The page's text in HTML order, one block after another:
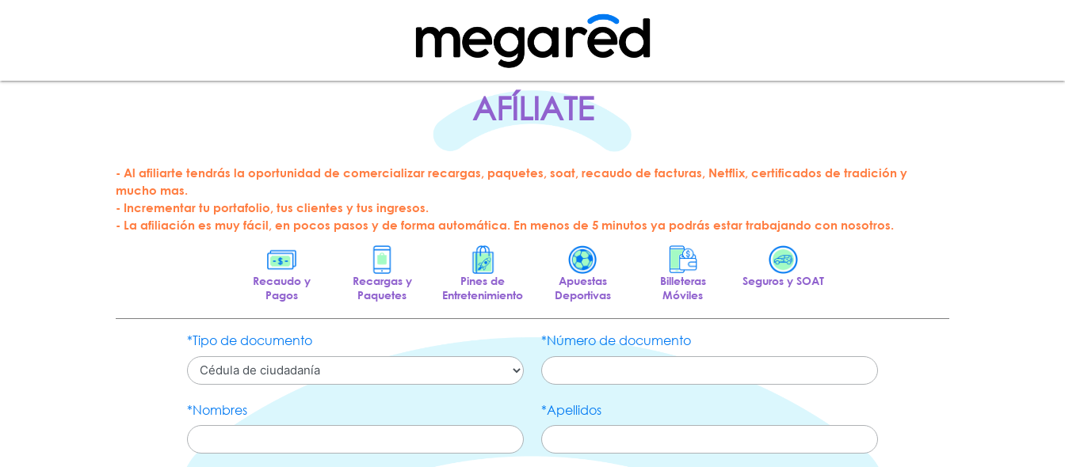
AFÍLIATE
- Al afiliarte tendrás la oportunidad de comercializar recargas, paquetes, soat, recaudo de facturas, Netflix, certificados de tradición y
mucho mas.
- Incrementar tu portafolio, tus clientes y tus ingresos.
- La afiliación es muy fácil, en pocos pasos y de forma automática. En menos de 5 minutos ya podrás estar trabajando con nosotros.
Recaudo y
Pagos
Recargas y
Paquetes
Pines de
Entretenimiento
Apuestas
Deportivas
Billeteras
Móviles
Seguros y SOAT
*Tipo de documento *Número de documento
*Nombres *Apellidos